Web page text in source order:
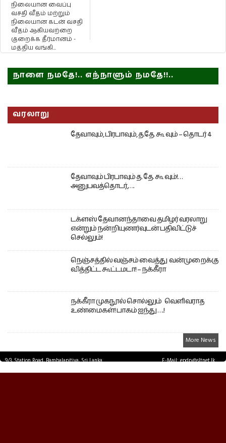
நிலையான வைப்பு
வசதி வீதம் மற்றும்
நிலையான கடன் வசதி
வீதம் ஆகியவற்றை
குறைக்க தீர்மானம் -
மத்திய வங்கி...
நாளை நமதே!.. எந்நாளும் நமதே!!..
வரலாறு
தேவாவும், பிரபாவும், த.தே. கூ வும் – தொடர் 4
தேவாவும் பிரபாவும் த. தே. கூ வும்!…
அனுபவத்தொடர்,….
டக்ளஸ் தேவானந்தாவை தமிழர் வரலாறு
என்றும் நன்றியுணர்வுடன் பதிவிட்டுச்
செல்லும்!
நெஞ்சத்தில் வஞ்சம் வைத்து வன்முறைக்கு
வித்திட்ட கூட்டமடா! – நக்கீரா
நக்கீரா முகநூல் சொல்லும் வெளிவராத
உண்மைகள்! பாகம் ஐந்து ….!
More News
9/3, Station Road, Bambalapitiya, Sri Lanka.
E-Mail: epdp@sltnet.lk